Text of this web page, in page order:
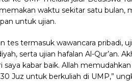
waktu sekitar satu bulan,
untuk ujian.
tes termasuk wawancara pribadi,
serta ujian hafalan Al-Qur’an.
saya kabar baik. Allah
Juz untuk berkuliah di UMP,”